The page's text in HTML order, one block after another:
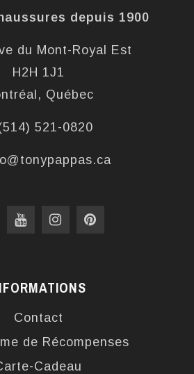
depuis 1900
du Mont-Royal Est
H2H 1J1
Québec
521-0820
Contact
de Récompenses
Cadeau